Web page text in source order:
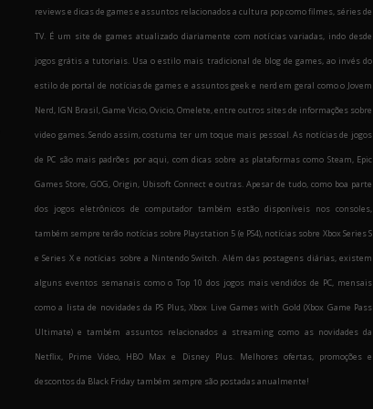
reviews e dicas de games e assuntos relacionados a cultura pop como filmes, séries de
TV. É um site de games atualizado diariamente com notícias variadas, indo desde
jogos grátis a tutoriais. Usa o estilo mais tradicional de blog de games, ao invés do
estilo de portal de notícias de games e assuntos geek e nerd em geral como o Jovem
Nerd, IGN Brasil, Game Vicio, Ovicio, Omelete, entre outros sites de informações sobre
video games. Sendo assim, costuma ter um toque mais pessoal. As notícias de jogos
de PC são mais padrões por aqui, com dicas sobre as plataformas como Steam, Epic
Games Store, GOG, Origin, Ubisoft Connect e outras. Apesar de tudo, como boa parte
dos jogos eletrônicos de computador também estão disponíveis nos consoles,
também sempre terão notícias sobre Playstation 5 (e PS4), notícias sobre Xbox Series S
e Series X e notícias sobre a Nintendo Switch. Além das postagens diárias, existem
alguns eventos semanais como o Top 10 dos jogos mais vendidos de PC, mensais
como a lista de novidades da PS Plus, Xbox Live Games with Gold (Xbox Game Pass
Ultimate) e também assuntos relacionados a streaming como as novidades da
Netflix, Prime Video, HBO Max e Disney Plus. Melhores ofertas, promoções e
descontos da Black Friday também sempre são postadas anualmente!